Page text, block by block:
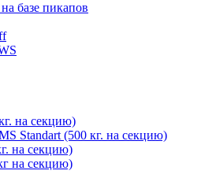
базе пикапов
на секцию)
Standart (500 кг. на секцию)
на секцию)
на секцию)